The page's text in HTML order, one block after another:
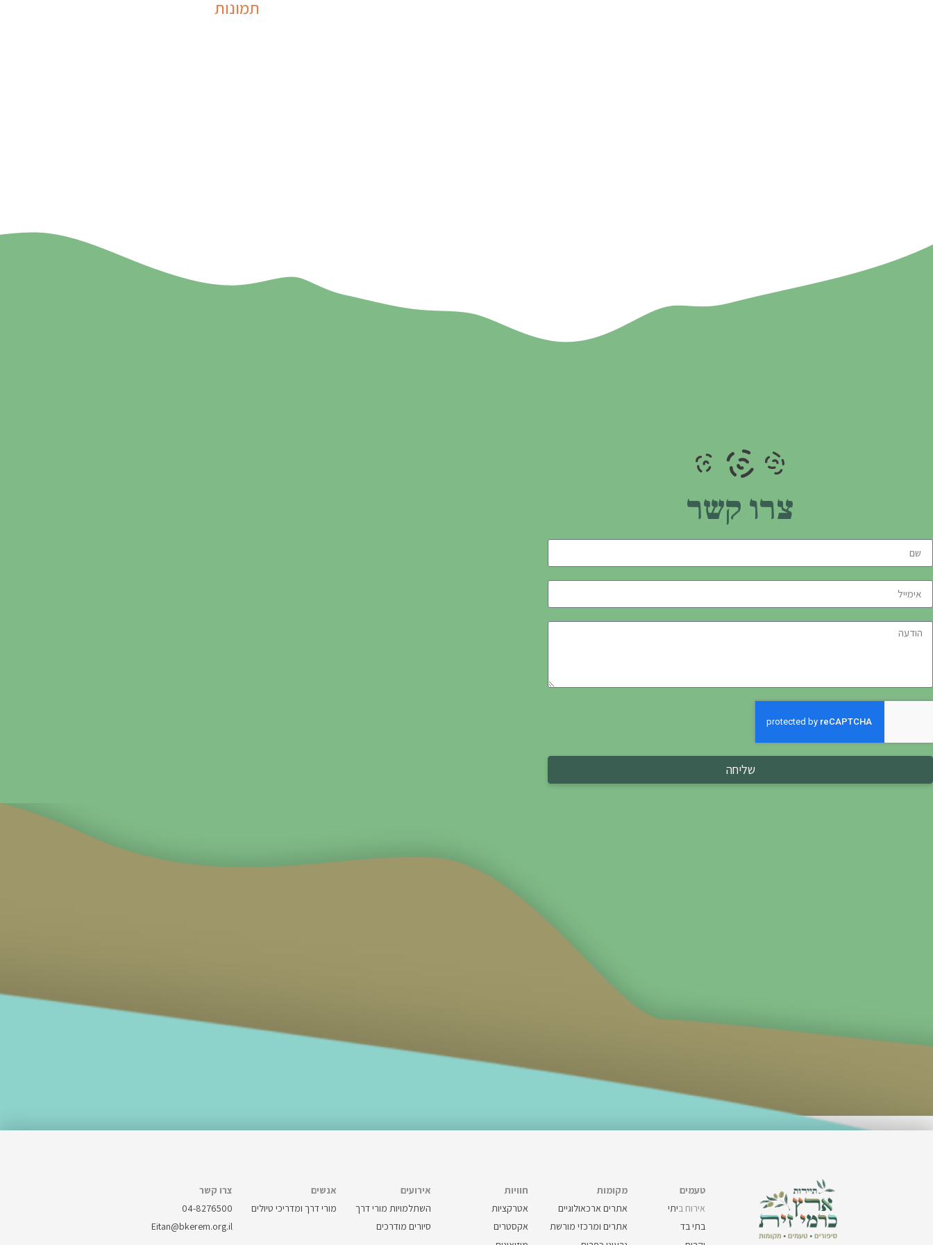
תמונות
צרו קשר
שליחה
טעמים
אירוח ביתי
בתי בד
מקומות
אתרים ארכאולוגיים
אתרים ומרכזי מורשת
חוויות
אטרקציות
אקסטרים
אירועים
השתלמויות מורי דרך
סיורים מודרכים
אנשים
מורי דרך ומדריכי טיולים
צרו קשר
04-8276500
Eitan@bkerem.org.il